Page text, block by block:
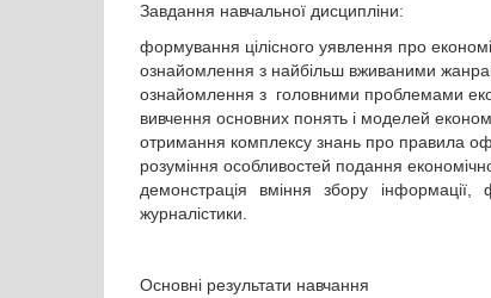
Завдання навчальної дисципліни:
формування цілісного уявлення про
ознайомлення з найбільш вживаними
ознайомлення з головними проблемами
вивчення основних понять і моделей
отримання комплексу знань про правила
розуміння особливостей подання
демонстрація вміння збору інформації,
журналістики.
Основні результати навчання